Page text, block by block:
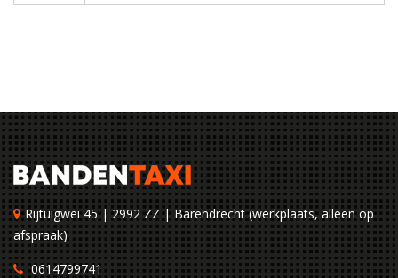
Rijtuigwei 45 | 2992 ZZ | Barendrecht (werkplaats, alleen op
afspraak)
0614799741